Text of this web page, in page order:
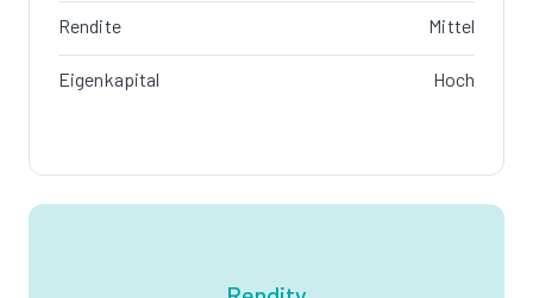
Rendite Mittel
Eigenkapital Hoch